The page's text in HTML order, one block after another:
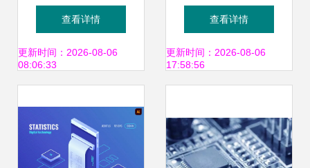
公司怎么选 主要看
四点
查看详情
更新时间：2026-08-06
08:06:33
技术开发 这是完成
设计方案的必要技
查看详情
更新时间：2026-08-06
17:58:56